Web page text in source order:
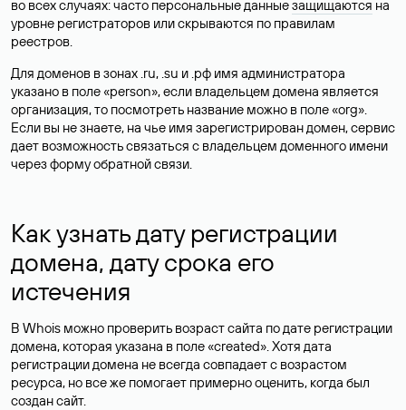
во всех случаях: часто персональные данныезащищаются на
уровне регистраторов или скрываются по правилам
реестров.
Для доменов в зонах .ru, .su и .рф имя администратора
указано в поле «person», если владельцем домена является
организация, то посмотреть название можно в поле «org».
Если вы не знаете, на чье имя зарегистрирован домен, сервис
дает возможность связаться с владельцем доменного имени
через форму обратной связи.
Как узнать дату регистрации
домена, дату срока его
истечения
В Whois можно проверить возраст сайта по дате регистрации
домена, которая указана в поле «created». Хотя дата
регистрации домена не всегда совпадает с возрастом
ресурса, но все же помогает примерно оценить, когда был
создан сайт.